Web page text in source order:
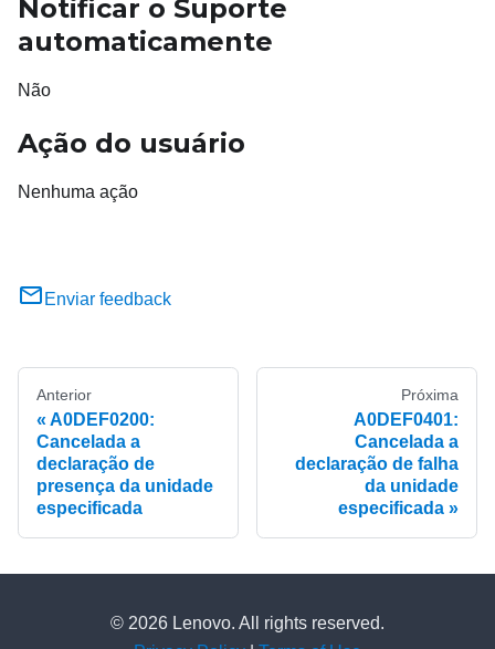
Notificar o Suporte
automaticamente
Não
Ação do usuário
Nenhuma ação
Enviar feedback
Anterior
A0DEF0200:
Cancelada a
declaração de
presença da unidade
especificada
Próxima
A0DEF0401:
Cancelada a
declaração de falha
da unidade
especificada
© 2026 Lenovo. All rights reserved.